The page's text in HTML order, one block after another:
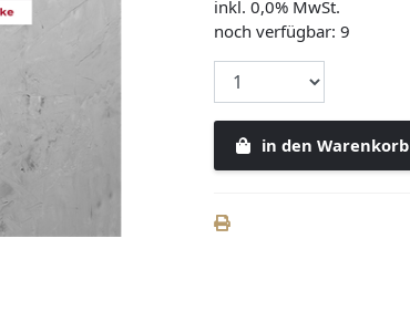
inkl. 0,0% MwSt.
noch verfügbar: 9
in den Warenkorb